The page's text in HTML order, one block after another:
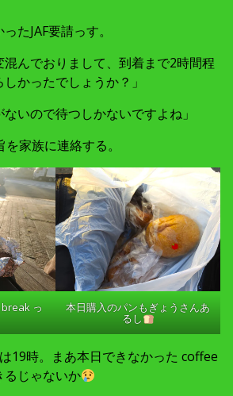
たJAF要請っす。
混んでおりまして、到着まで2時間程
かったでしょうか？」
ないので待つしかないですよね」
家族に連絡する。
っ 本日購入のパンもぎょうさんあ
るし
19時。まあ本日できなかった coffee
じゃないか